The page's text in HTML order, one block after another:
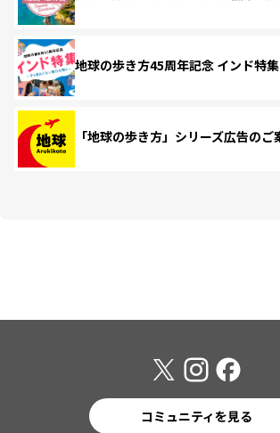
地球の歩き方45周年記念 インド特集
「地球の歩き方」シリーズ広告のご
コミュニティを見る